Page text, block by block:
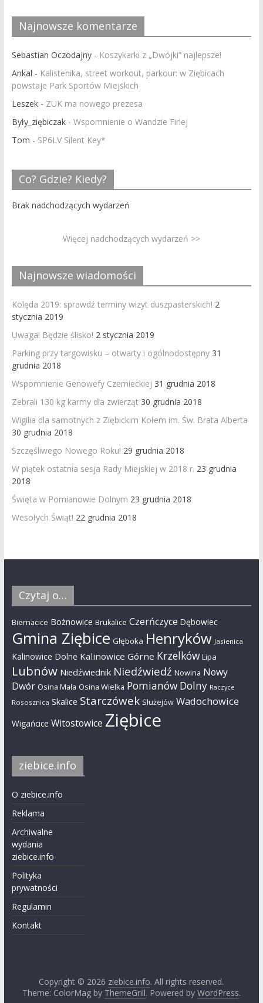
Najnowsze komentarze
Sebastian Oczodajny- Koszykarki z „Dwójki” najlepsze!
Ankal - Kalistenika, street workout, parkour: w Ziębicach
powstaje Park Sportów Miejskich
Leszek- ZUK ma nowego prezesa
Były_ziębiczak- Wspomnienie o Wandzie Firlej
Tom - SP6LV Silent Key*
Co? Gdzie? Kiedy?
Brak nadchodzących wydarzeń
Więcej nadchodzących wydarzeń >>
Najnowsze wiadomości
Kolęda 2019: sprawdź terminy wizyt duszpasterskich! 2
stycznia 2019
Uwaga! Będzie ślisko! 2 stycznia 2019
Parking przy targowisku – otwarty i ogólnodostępny 31
grudnia 2018
Wspomnienie Genowefy Czernieckiej 31 grudnia 2018
Zebrali 130 kg karmy dla zwierząt 30 grudnia 2018
Wigilia dla samotnych z Ziębickim Kołem im. Św. Brata Alberta
30 grudnia 2018
Szczęśliwego Nowego Roku! 29 grudnia 2018
W piątek ostatnia sesja Rady Miejskiej w 2018 r. 23 grudnia
2018
Święta w Pomianowie Dolnym 23 grudnia 2018
Wesołych Świąt! 22 grudnia 2018
Czytaj o…
Biernacice Bożnowice Brukalice Czerńczyce Dębowiec
Gmina Ziębice Głęboka Henryków Jasienica
Kalinowice Dolne Kalinowice Górne Krzelków Lipa
Lubnów Niedźwiednik Niedźwiedź Nowina Nowy
Dwór Osina Mała Osina Wielka Pomianów Dolny Raczyce
Rososznica Skalice Starczówek Służejów Wadochowice
Wigańcice Witostowice Ziębice
ziebice.info
O ziebice.info
Reklama
Archiwalne
wydania
ziebice.info
Polityka
prywatności
Regulamin
Kontakt
Copyright © 2026 ziebice.info. All rights reserved.
Theme: ColorMag by ThemeGrill. Powered by WordPress.